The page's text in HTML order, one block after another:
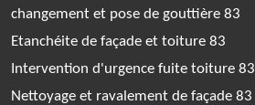
changement et pose de gouttière 83
Etanchéite de façade et toiture 83
Intervention d'urgence fuite toiture 83
Nettoyage et ravalement de façade 83